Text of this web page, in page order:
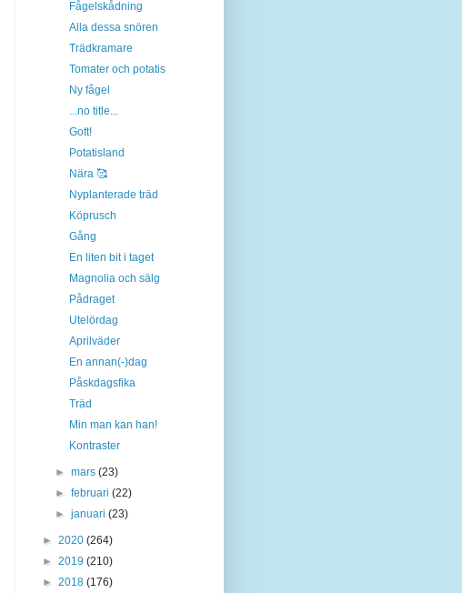
Fågelskådning
Alla dessa snören
Trädkramare
Tomater och potatis
Ny fågel
...no title...
Gott!
Potatisland
Nära 🥰
Nyplanterade träd
Köprusch
Gång
En liten bit i taget
Magnolia och sälg
Pådraget
Utelördag
Aprilväder
En annan(-)dag
Påskdagsfika
Träd
Min man kan han!
Kontraster
►mars(23)
►februari(22)
►januari(23)
► 2020 (264)
► 2019 (210)
► 2018 (176)